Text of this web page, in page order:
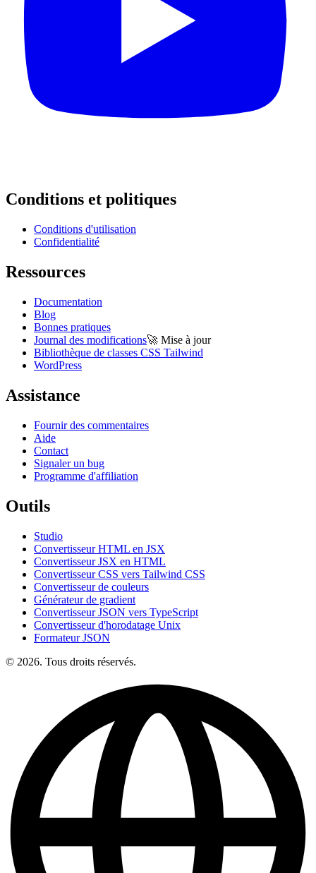
Conditions et politiques
Conditions d'utilisation
Confidentialité
Ressources
Documentation
Blog
Bonnes pratiques
Journal des modifications🚀 Mise à jour
Bibliothèque de classes CSS Tailwind
WordPress
Assistance
Fournir des commentaires
Aide
Contact
Signaler un bug
Programme d'affiliation
Outils
Studio
Convertisseur HTML en JSX
Convertisseur JSX en HTML
Convertisseur CSS vers Tailwind CSS
Convertisseur de couleurs
Générateur de gradient
Convertisseur JSON vers TypeScript
Convertisseur d'horodatage Unix
Formateur JSON
© 2026. Tous droits réservés.